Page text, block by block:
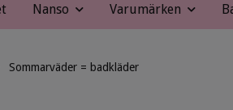
Nanso Varumärken
Sommarväder = badkläder